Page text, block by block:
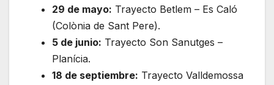
29 de mayo: Trayecto Betlem – Es Caló
(Colònia de Sant Pere).
5 de junio: Trayecto Son Sanutges –
Planícia.
18 de septiembre: Trayecto Valldemossa